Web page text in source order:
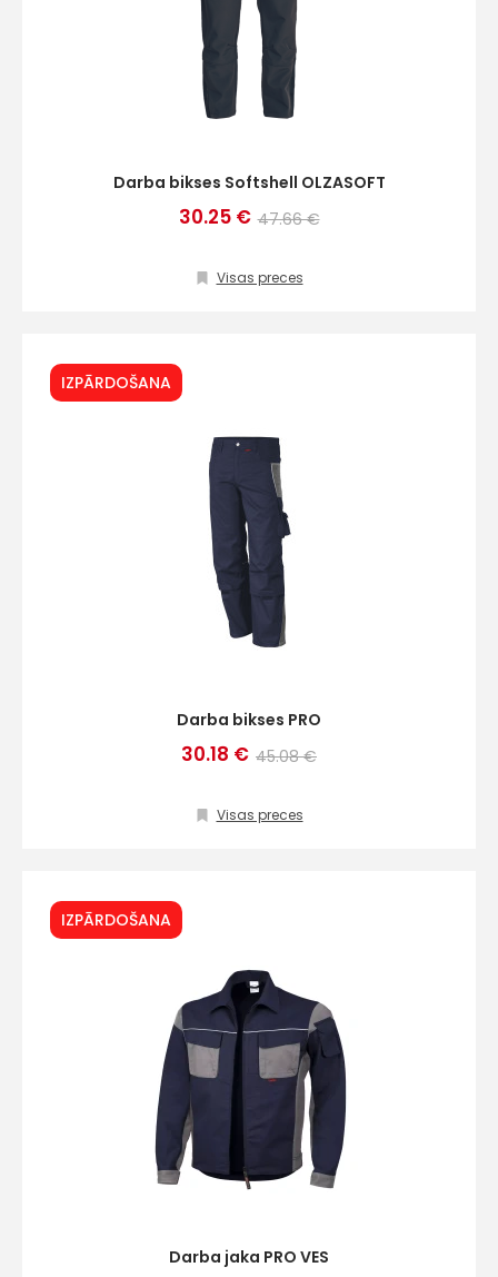
Darba bikses Softshell OLZASOFT
30.25 € 47.66 €
Visas preces
IZPĀRDOŠANA
Darba bikses PRO
30.18 € 45.08 €
Visas preces
IZPĀRDOŠANA
Darba jaka PRO VES